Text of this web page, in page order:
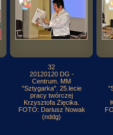
32
20120120 DG -
Centrum. MM
"Sztygarka". 25.lecie
pracy twórczej
Krzysztofa Zięcika.
FOTO: Dariusz Nowak
(nddg)